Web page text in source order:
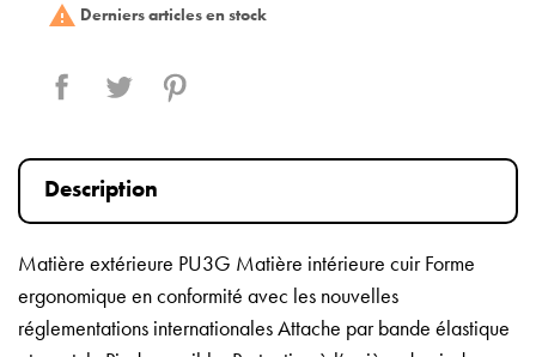
 Derniers articles en stock
Partager Tweet
Description
Matière extérieure PU3G Matière intérieure cuir Forme
ergonomique en conformité avec les nouvelles
réglementations internationales Attache par bande élastique